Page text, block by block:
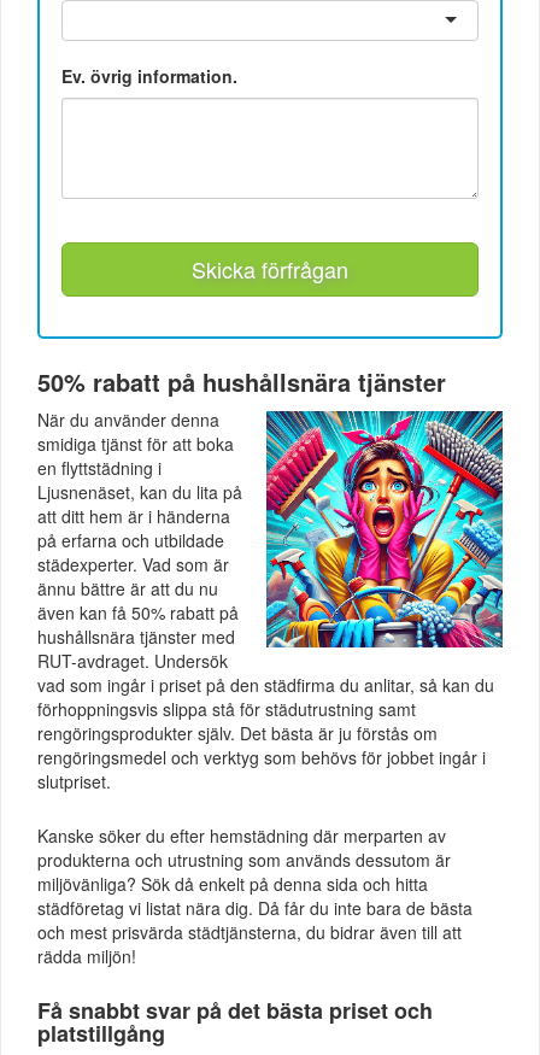
Ev. övrig information.
Skicka förfrågan
50% rabatt på hushållsnära tjänster
När du använder denna
smidiga tjänst för att boka
en flyttstädning i
Ljusnenäset, kan du lita på
att ditt hem är i händerna
på erfarna och utbildade
städexperter. Vad som är
ännu bättre är att du nu
även kan få 50% rabatt på
hushållsnära tjänster med
RUT-avdraget. Undersök
vad som ingår i priset på den städfirma du anlitar, så kan du
förhoppningsvis slippa stå för städutrustning samt
rengöringsprodukter själv. Det bästa är ju förstås om
rengöringsmedel och verktyg som behövs för jobbet ingår i
slutpriset.
Kanske söker du efter hemstädning där merparten av
produkterna och utrustning som används dessutom är
miljövänliga? Sök då enkelt på denna sida och hitta
städföretag vi listat nära dig. Då får du inte bara de bästa
och mest prisvärda städtjänsterna, du bidrar även till att
rädda miljön!
Få snabbt svar på det bästa priset och
platstillgång